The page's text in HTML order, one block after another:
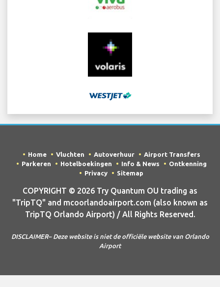
Home Vluchten Autoverhuur
Airport Transfers
Parkeren
Hotelboekingen Info & News
Ontkenning
Privacy
Sitemap
COPYRIGHT © 2026 Try Quantum OU trading as
"TripTQ" and mcoorlandoairport.com (also known as
TripTQ Orlando Airport) / All Rights Reserved.
DISCLAIMER– Deze website is niet de officiële website van Orlando
Airport